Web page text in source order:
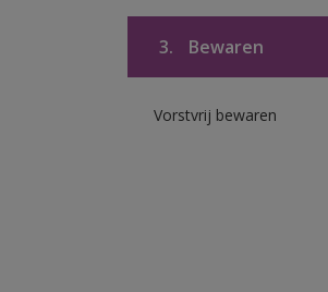
3. Bewaren
Vorstvrij bewaren